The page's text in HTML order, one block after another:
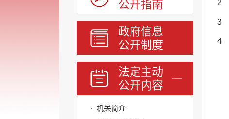
公开指南
政府信息
公开制度
法定主动
公开内容
机关简介
2
3
4